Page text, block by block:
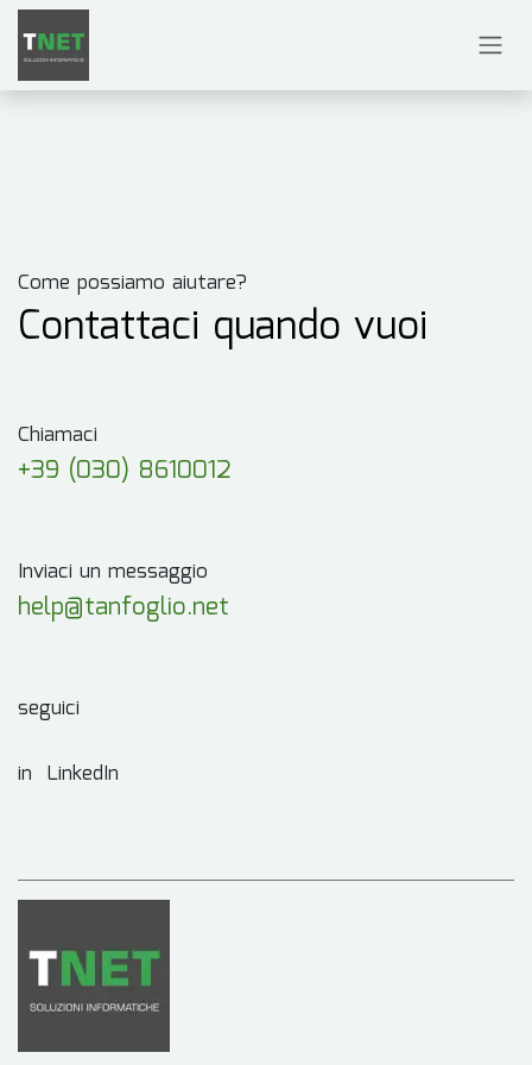
Passa al contenuto
Come possiamo aiutare?
Contattaci quando vuoi
Chiamaci
+39 (030) 8610012
Inviaci un messaggio
help@tanfoglio.net
seguici
in LinkedIn